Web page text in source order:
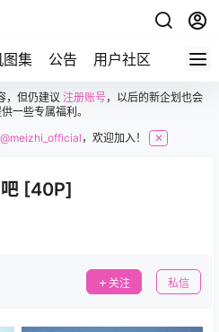
图集 公告 用户社区
，但仍建议 注册账号，以后的新企划也会
一些专属福利。
@meizhi_official ，欢迎加入！ ✕
[40P]
关注 私信